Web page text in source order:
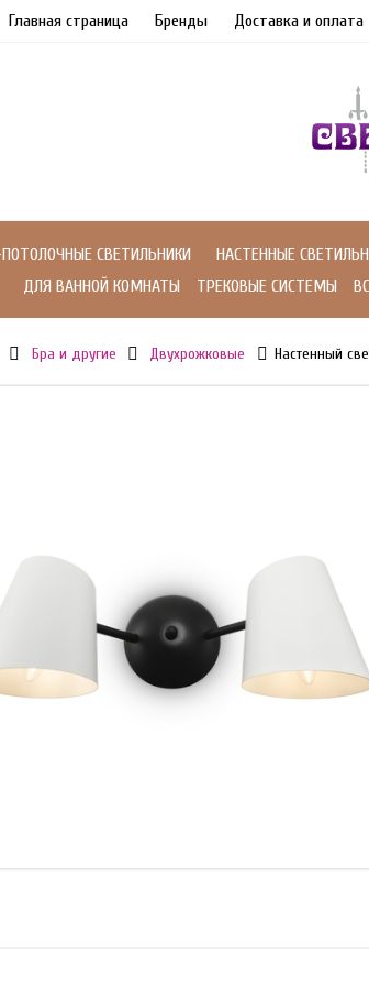
Главная страница Бренды Доставка и оплата
СВЕТИЛЬНИКИ НАСТЕННЫЕ
ДЛЯ ВАННОЙ КОМНАТЫ
ТРЕКОВЫЕ СИСТЕМЫ
Бра и другие Двухрожковые Настенный